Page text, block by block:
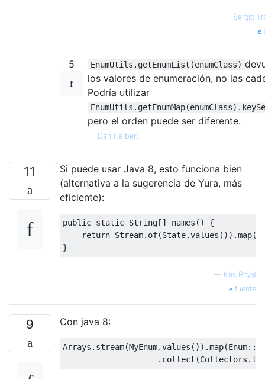
— Sergio
5 EnumUtils.getEnumList(enumClass)
los valores de enumeración, no las
Podría utilizar
pero el orden puede ser diferente.
— Dan Halbert
11
Si puede usar Java 8, esto funciona bien
(alternativa a la sugerencia de Yura, más
eficiente):
public static String[] names ()
{
return Stream. of(State.values ()).map(
}
— Kris Boyd
fuente
9 Con java 8:
Arrays . stream(MyEnum.values ()).map(Enum::
. collect (Collectors .